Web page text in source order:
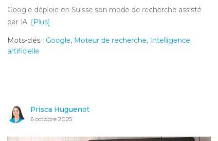
Google déploie en Suisse son mode de recherche assisté
par IA. [Plus]
Mots-clés : Google, Moteur de recherche, Intelligence
artificielle
Prisca Huguenot
6 octobre 2025